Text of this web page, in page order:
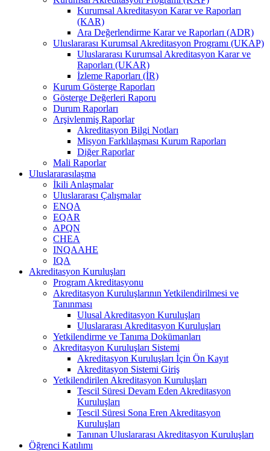
Kurumsal Akreditasyon Karar ve Raporları
(KAR)
Ara Değerlendirme Karar ve Raporları (ADR)
Uluslararası Kurumsal Akreditasyon Programı (UKAP)
Uluslararası Kurumsal Akreditasyon Karar ve
Raporları (UKAR)
İzleme Raporları (İR)
Kurum Gösterge Raporları
Gösterge Değerleri Raporu
Durum Raporları
Arşivlenmiş Raporlar
Akreditasyon Bilgi Notları
Misyon Farklılaşması Kurum Raporları
Diğer Raporlar
Mali Raporlar
Uluslararasılaşma
İkili Anlaşmalar
Uluslararası Çalışmalar
ENQA
EQAR
APQN
CHEA
INQAAHE
IQA
Akreditasyon Kuruluşları
Program Akreditasyonu
Akreditasyon Kuruluşlarının Yetkilendirilmesi ve
Tanınması
Ulusal Akreditasyon Kuruluşları
Uluslararası Akreditasyon Kuruluşları
Yetkilendirme ve Tanıma Dokümanları
Akreditasyon Kuruluşları Sistemi
Akreditasyon Kuruluşları İçin Ön Kayıt
Akreditasyon Sistemi Giriş
Yetkilendirilen Akreditasyon Kuruluşları
Tescil Süresi Devam Eden Akreditasyon
Kuruluşları
Tescil Süresi Sona Eren Akreditasyon
Kuruluşları
Tanınan Uluslararası Akreditasyon Kuruluşları
Öğrenci Katılımı